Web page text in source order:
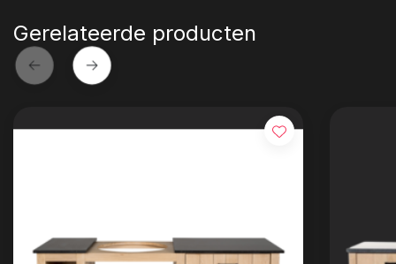
Gerelateerde producten